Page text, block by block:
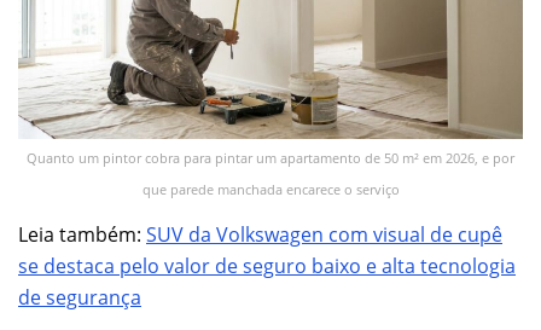
Quanto um pintor cobra para pintar um apartamento de 50 m² em 2026, e por
que parede manchada encarece o serviço
Leia também: SUV da Volkswagen com visual de cupê
se destaca pelo valor de seguro baixo e alta tecnologia
de segurança